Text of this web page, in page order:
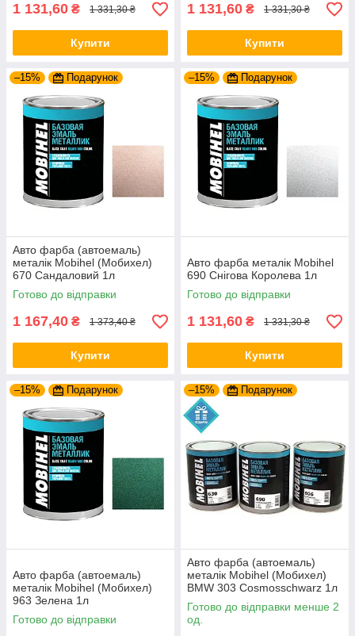
1 131,60 ₴ 1 331,30 ₴
Купити
1 131,60 ₴ 1 331,30 ₴
Купити
–15% Подарунок
Авто фарба (автоемаль)
металік Mobihel (Мобихел)
670 Сандаловий 1л
Готово до відправки
1 167,40 ₴ 1 373,40 ₴
Купити
–15% Подарунок
Авто фарба металік Mobihel
690 Снігова Королева 1л
Готово до відправки
1 131,60 ₴ 1 331,30 ₴
Купити
–15% Подарунок
Авто фарба (автоемаль)
металік Mobihel (Мобихел)
963 Зелена 1л
Готово до відправки
–15% Подарунок
Авто фарба (автоемаль)
металік Mobihel (Мобихел)
BMW 303 Cosmosschwarz 1л
Готово до відправки менше 2
од.